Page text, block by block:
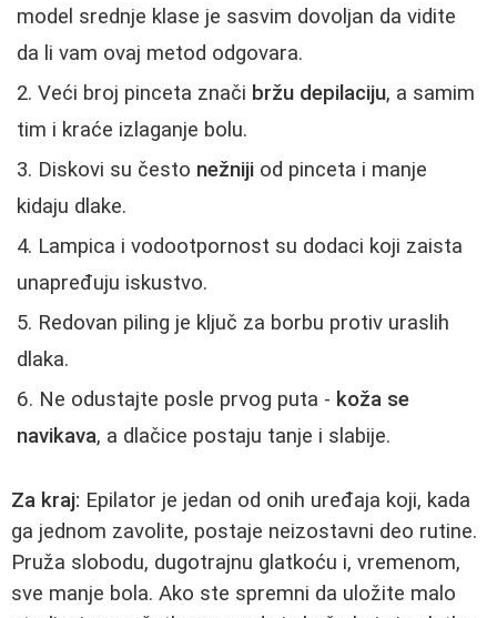
model srednje klase je sasvim dovoljan da vidite
da li vam ovaj metod odgovara.
Veći broj pinceta znači bržu depilaciju, a samim
tim i kraće izlaganje bolu.
Diskovi su često nežniji od pinceta i manje
kidaju dlake.
Lampica i vodootpornost su dodaci koji zaista
unapređuju iskustvo.
Redovan piling je ključ za borbu protiv uraslih
dlaka.
Ne odustajte posle prvog puta - koža se
navikava, a dlačice postaju tanje i slabije.
Za kraj: Epilator je jedan od onih uređaja koji, kada
ga jednom zavolite, postaje neizostavni deo rutine.
Pruža slobodu, dugotrajnu glatkoću i, vremenom,
sve manje bola. Ako ste spremni da uložite malo